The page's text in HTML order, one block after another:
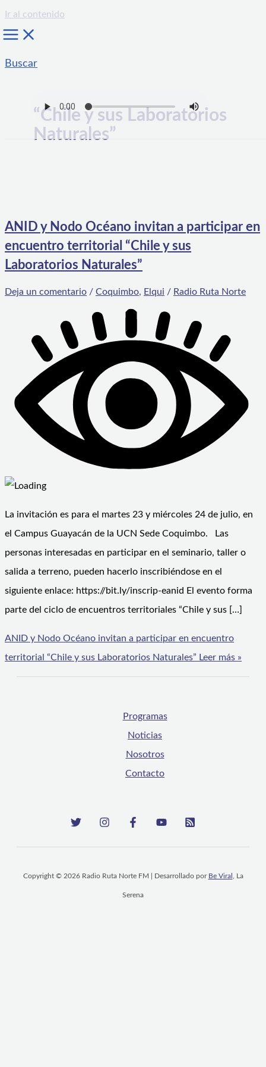
Ir al contenido
Buscar
“Chile y sus Laboratorios
Naturales”
ANID y Nodo Océano invitan a participar en
encuentro territorial “Chile y sus
Laboratorios Naturales”
Deja un comentario / Coquimbo, Elqui / Radio Ruta Norte
La invitación es para el martes 23 y miércoles 24 de julio, en
el Campus Guayacán de la UCN Sede Coquimbo. Las
personas interesadas en participar en el seminario, taller o
salida a terreno, pueden hacerlo inscribiéndose en el
siguiente enlace: https://bit.ly/inscrip-eanid El evento forma
parte del ciclo de encuentros territoriales “Chile y sus […]
ANID y Nodo Océano invitan a participar en encuentro
territorial “Chile y sus Laboratorios Naturales” Leer más »
Programas
Noticias
Nosotros
Contacto
Copyright © 2026 Radio Ruta Norte FM | Desarrollado por Be Viral , La
Serena